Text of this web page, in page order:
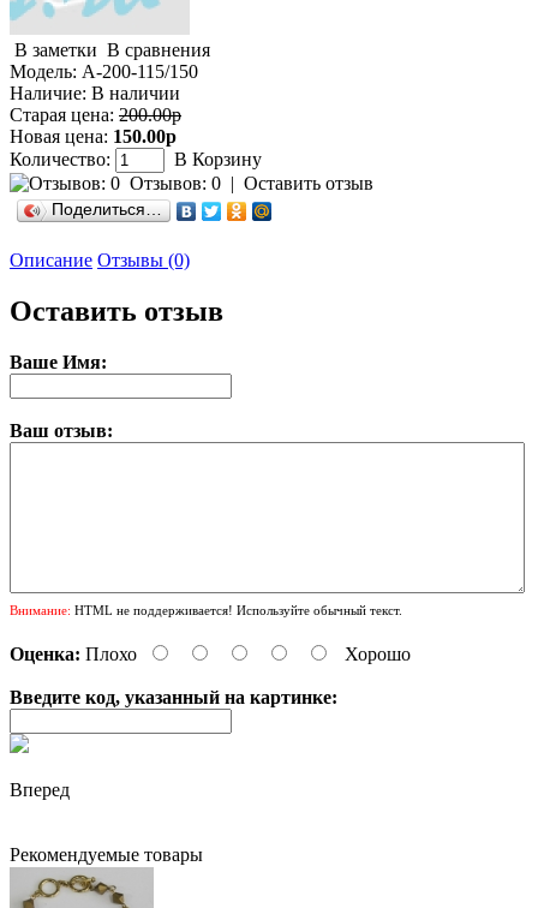
В заметки В сравнения
Модель: А-200-115/150
Наличие: В наличии
Старая цена: 200.00р
Новая цена: 150.00р
Количество:
В Корзину
Отзывов: 0 | Оставить отзыв
Поделиться…
Описание Отзывы (0)
Оставить отзыв
Ваше Имя:
Ваш отзыв:
Внимание: HTML не поддерживается! Используйте обычный текст.
Оценка: Плохо Хорошо
Введите код, указанный на картинке:
Вперед
Рекомендуемые товары